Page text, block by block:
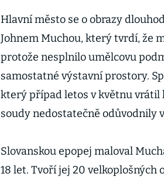
Hlavní město se o obrazy
Johnem Muchou, který tvrdí, že
protože nesplnilo umělcovu
samostatné výstavní prostory.
který případ letos v květnu vrátil
soudy nedostatečně odůvodnily
Slovanskou epopej maloval
18 let. Tvoří jej 20 velkoplošných